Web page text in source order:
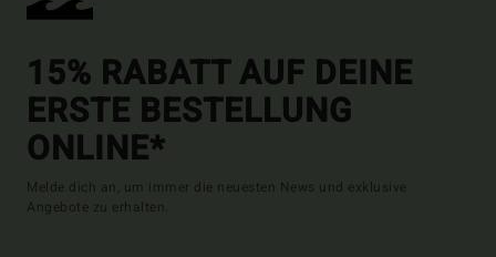
15% RABATT AUF DEINE
ERSTE BESTELLUNG
ONLINE*
Melde dich an, um immer die neuesten News und exklusive
Angebote zu erhalten.